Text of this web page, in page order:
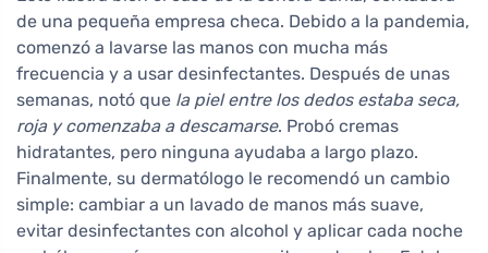
de una pequeña empresa checa. Debido a la pandemia,
comenzó a lavarse las manos con mucha más
frecuencia y a usar desinfectantes. Después de unas
semanas, notó que la piel entre los dedos estaba seca,
roja y comenzaba a descamarse. Probó cremas
hidratantes, pero ninguna ayudaba a largo plazo.
Finalmente, su dermatólogo le recomendó un cambio
simple: cambiar a un lavado de manos más suave,
evitar desinfectantes con alcohol y aplicar cada noche